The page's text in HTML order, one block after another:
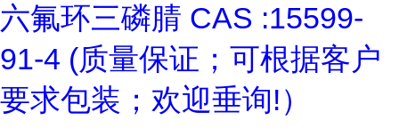
六氟环三磷腈 CAS :15599-
91-4 (质量保证；可根据客户
要求包装；欢迎垂询!）